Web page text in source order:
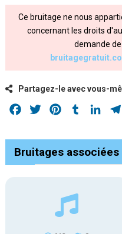
Ce bruitage ne nous
concernant les droits
demande
Partagez-le avec vous-
Facebook
Twitter PinterestTumblr
Bruitages associées